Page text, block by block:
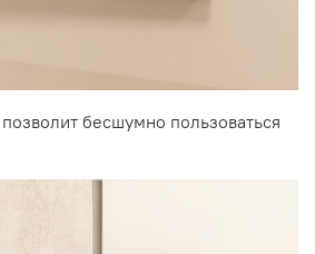
позволит бесшумно пользоваться